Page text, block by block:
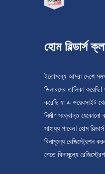
হোম বিল্ডার্স
ইতোমধ্যে আমরা দেশে
ডিলারদের তালিকা করেছি।
করেছি যা এ ওয়েবসাইট
নির্মাণ সংক্রান্ত যেকোনো
সাহায্য পাবেন। হোম
বিনামূল্যে রেজিস্ট্রেশন
পেতে বিনামূল্যে